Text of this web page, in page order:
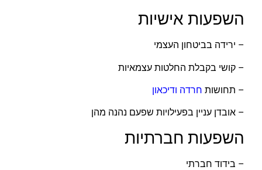
השפעות אישיות
– ירידה בביטחון העצמי
– קושי בקבלת החלטות עצמאיות
– תחושות חרדה ודיכאון
– אובדן עניין בפעילויות שפעם נהנה מהן
השפעות חברתיות
– בידוד חברתי